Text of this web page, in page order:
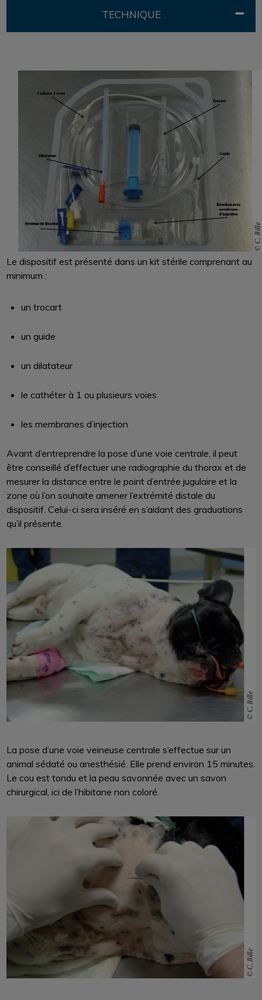
TECHNIQUE
Le dispositif est présenté dans un kit stérile comprenant au
minimum :
un trocart
un guide
un dilatateur
le cathéter à 1 ou plusieurs voies
les membranes d’injection
Avant d’entreprendre la pose d’une voie centrale, il peut
être conseillé d’effectuer une radiographie du thorax et de
mesurer la distance entre le point d’entrée jugulaire et la
zone où l’on souhaite amener l’extrémité distale du
dispositif. Celui-ci sera inséré en s’aidant des graduations
qu’il présente.
La pose d’une voie veineuse centrale s’effectue sur un
animal sédaté ou anesthésié. Elle prend environ 15 minutes.
Le cou est tondu et la peau savonnée avec un savon
chirurgical, ici de l’hibitane non coloré.